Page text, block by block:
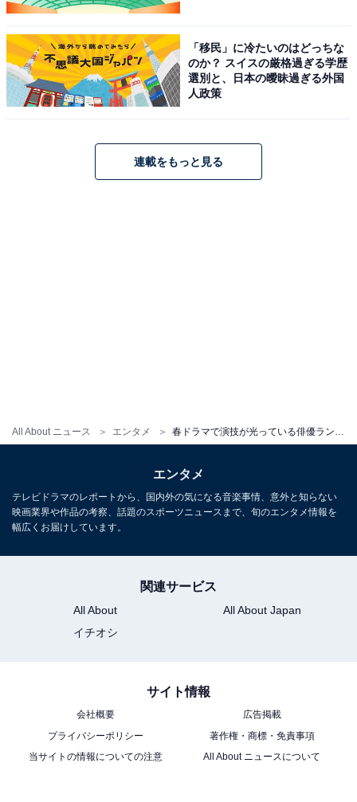
All About ニュース エンタメ 春ドラマで演技が光っている俳優ランキング！ 2位「山田涼介」、1位は？
「移民」に冷たいのはどっちな
のか？ スイスの厳格過ぎる学歴
選別と、日本の曖昧過ぎる外国
人政策
連載をもっと見る
エンタメ
テレビドラマのレポートから、国内外の気になる音楽事情、意外と知らない
映画業界や作品の考察、話題のスポーツニュースまで、旬のエンタメ情報を
幅広くお届けしています。
関連サービス
All About
All About Japan
イチオシ
サイト情報
会社概要
広告掲載
プライバシーポリシー
著作権・商標・免責事項
当サイトの情報についての注意
All About ニュースについて